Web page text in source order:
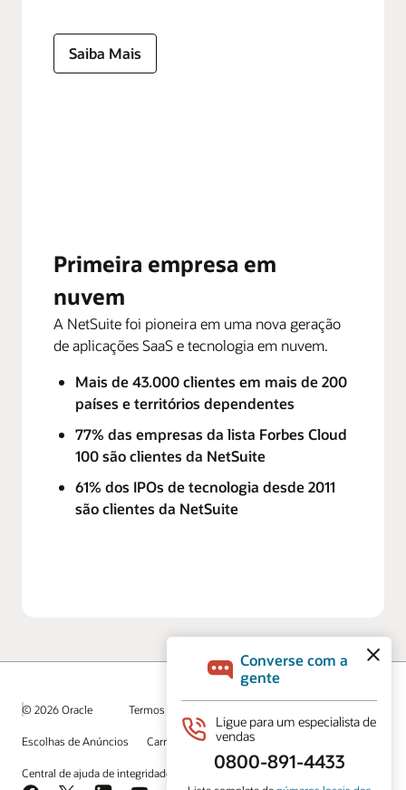
Primeira empresa em
nuvem
A NetSuite foi pioneira em uma nova geração
de aplicações SaaS e tecnologia em nuvem.
Mais de 43.000 clientes em mais de 200
países e territórios dependentes
77% das empresas da lista Forbes Cloud
100 são clientes da NetSuite
61% dos IPOs de tecnologia desde 2011
são clientes da NetSuite
Saiba Mais
© 2026 Oracle Termos de Uso e Privacidade
Escolhas de Anúncios Carreiras Inscreva-se para receber emails
Central de ajuda de integridade Entre em contato